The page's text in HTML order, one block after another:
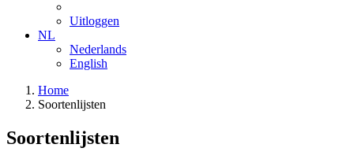
Uitloggen
NL
Nederlands
English
Home
Soortenlijsten
Soortenlijsten